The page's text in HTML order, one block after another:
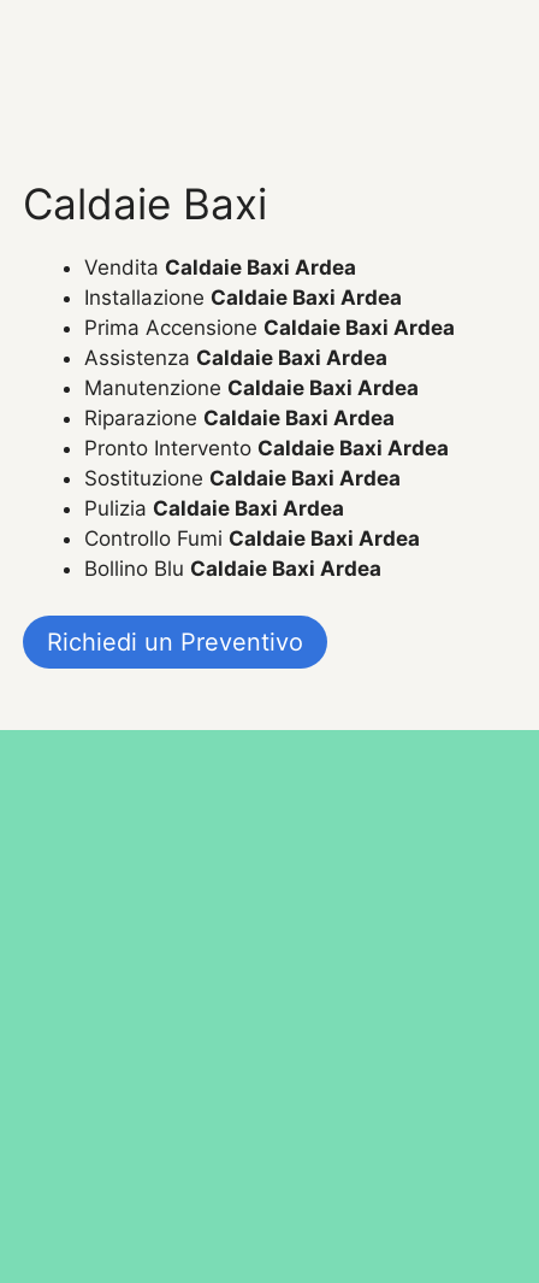
Caldaie Baxi
Vendita Caldaie Baxi Ardea
Installazione Caldaie Baxi Ardea
Prima Accensione Caldaie Baxi Ardea
Assistenza Caldaie Baxi Ardea
Manutenzione Caldaie Baxi Ardea
Riparazione Caldaie Baxi Ardea
Pronto Intervento Caldaie Baxi Ardea
Sostituzione Caldaie Baxi Ardea
Pulizia Caldaie Baxi Ardea
Controllo Fumi Caldaie Baxi Ardea
Bollino Blu Caldaie Baxi Ardea
Richiedi un Preventivo